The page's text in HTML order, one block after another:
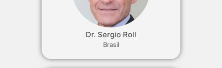
Dr. Sergio Roll
Brasil